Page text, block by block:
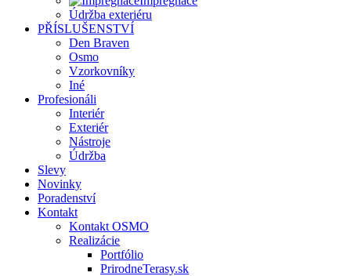
Údržba exteriéru
PŘÍSLUŠENSTVÍ
Den Braven
Osmo
Vzorkovníky
Iné
Profesionáli
Interiér
Exteriér
Nástroje
Údržba
Slevy
Novinky
Poradenství
Kontakt
Kontakt OSMO
Realizácie
Portfólio
PrirodneTerasy.sk